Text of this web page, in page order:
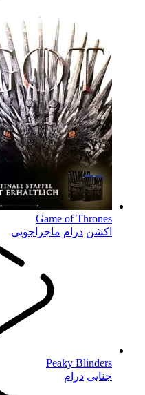
Game of Thrones
اکشن درام ماجراجویی
Peaky Blinders
جنایی درام